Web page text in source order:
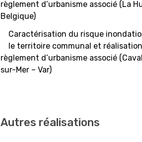
règlement d’urbanisme associé (La
Belgique)
Caractérisation du risque
le territoire communal et réalisation
règlement d’urbanisme associé
sur-Mer – Var)
Autres réalisations